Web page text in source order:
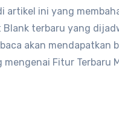
Blank terbaru yang
akan mendapatkan
Fitur Terbaru